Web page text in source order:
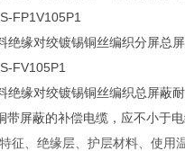
FP1V105P1
绝缘对绞镀锡铜丝编织分屏总
FV105P1
绝缘对绞镀锡铜丝编织总屏蔽
带屏蔽的补偿电缆，应不小于电
征、绝缘层、护层材料、使用